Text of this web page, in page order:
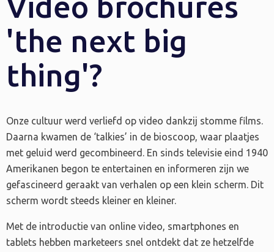
'the next big
thing'?
Onze cultuur werd verliefd op video dankzij stomme films.
Daarna kwamen de ‘talkies’ in de bioscoop, waar plaatjes
met geluid werd gecombineerd. En sinds televisie eind 1940
Amerikanen begon te entertainen en informeren zijn we
gefascineerd geraakt van verhalen op een klein scherm. Dit
scherm wordt steeds kleiner en kleiner.
Met de introductie van online video, smartphones en
tablets hebben marketeers snel ontdekt dat ze hetzelfde